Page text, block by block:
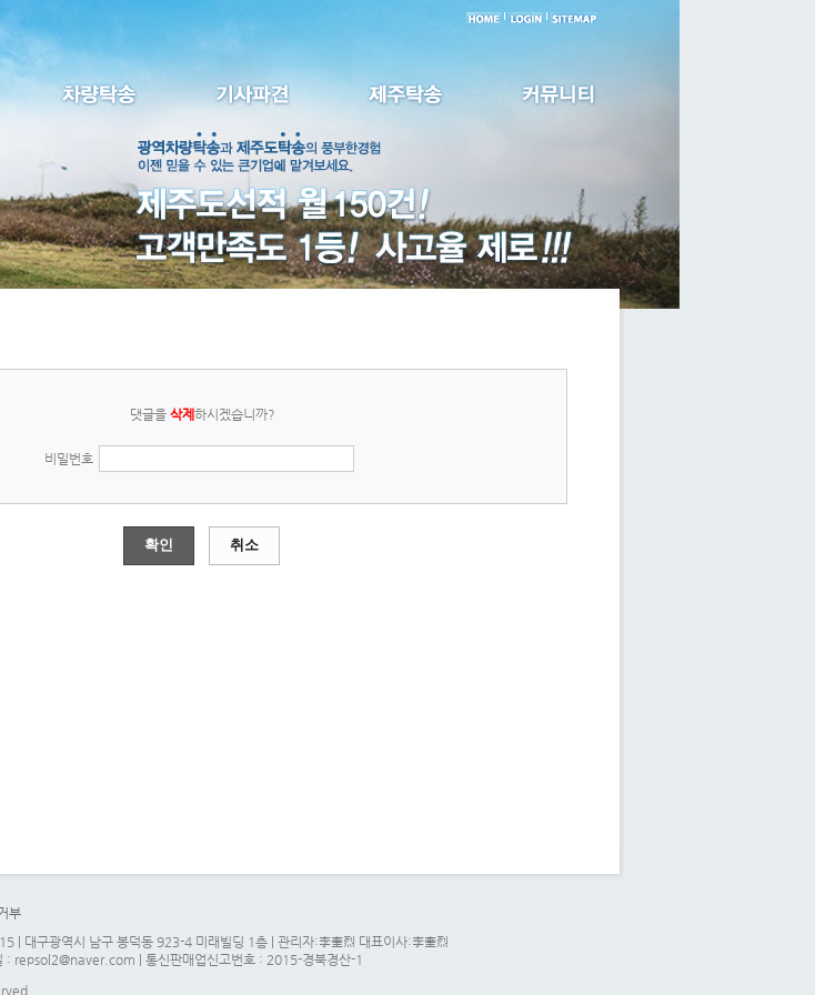
댓글을 삭제 하시겠습니까?
비밀번호
확인 취소
부
| 대구광역시 남구 봉덕동 923-4 미래빌딩 1층 | 관리자:李奎烈 대표이사:李奎烈
repsol2@naver.com | 통신판매업신고번호 : 2015-경북경산-1